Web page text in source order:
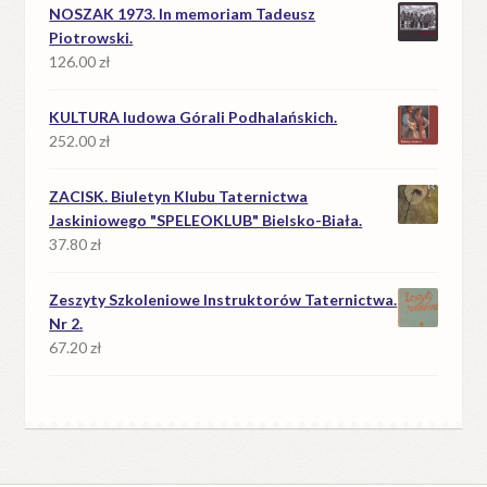
NOSZAK 1973. In memoriam Tadeusz
Piotrowski.
126.00zł
KULTURA ludowa Górali Podhalańskich.
252.00zł
ZACISK. Biuletyn Klubu Taternictwa
Jaskiniowego "SPELEOKLUB" Bielsko-Biała.
37.80zł
Zeszyty Szkoleniowe Instruktorów Taternictwa.
Nr 2.
67.20zł